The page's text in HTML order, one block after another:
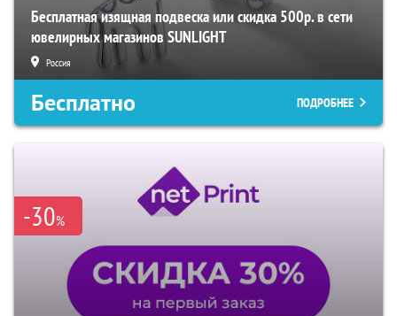
Бесплатная изящная подвеска или скидка 500р. в сети
ювелирных магазинов SUNLIGHT
Россия
Бесплатно ПОДРОБНЕЕ
-30%